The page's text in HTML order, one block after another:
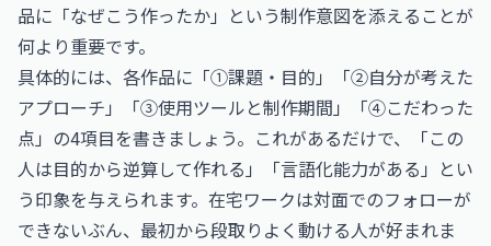
品に「なぜこう作ったか」という制作意図を添えることが
何より重要です。
具体的には、各作品に「①課題・目的」「②自分が考えた
アプローチ」「③使用ツールと制作期間」「④こだわった
点」の4項目を書きましょう。これがあるだけで、「この
人は目的から逆算して作れる」「言語化能力がある」とい
う印象を与えられます。在宅ワークは対面でのフォローが
できないぶん、最初から段取りよく動ける人が好まれま